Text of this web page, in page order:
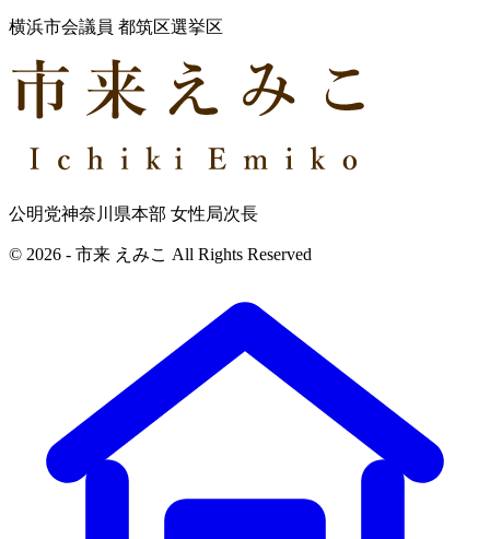
横浜市会議員 都筑区選挙区
公明党神奈川県本部 女性局次長
© 2026 - 市来 えみこ All Rights Reserved